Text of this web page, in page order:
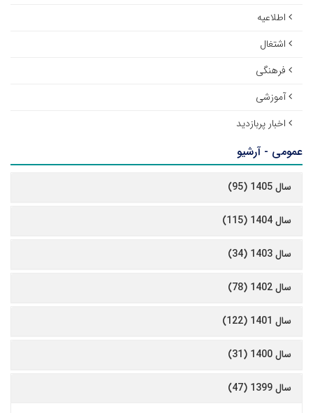
اطلاعیه
اشتغال
فرهنگی
آموزشی
اخبار پربازدید
عمومی - آرشیو
سال 1405 (95)
سال 1404 (115)
سال 1403 (34)
سال 1402 (78)
سال 1401 (122)
سال 1400 (31)
سال 1399 (47)